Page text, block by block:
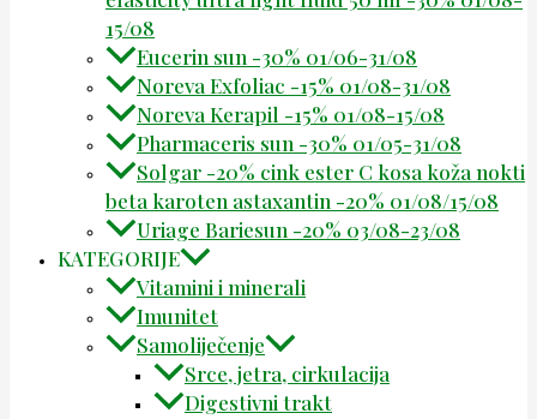
15/08
Eucerin sun -30% 01/06-31/08
Noreva Exfoliac -15% 01/08-31/08
Noreva Kerapil -15% 01/08-15/08
Pharmaceris sun -30% 01/05-31/08
Solgar -20% cink ester C kosa koža nokti
beta karoten astaxantin -20% 01/08/15/08
Uriage Bariesun -20% 03/08-23/08
KATEGORIJE
Vitamini i minerali
Imunitet
Samoliječenje
Srce, jetra, cirkulacija
Digestivni trakt